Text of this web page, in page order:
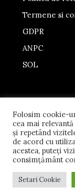
Termene si
GDPR
ANPC
SOL
Folosim cookie-
cea mai
și repetând
de acord cu
acestea, puteți
consimțământ
Setari Cookie